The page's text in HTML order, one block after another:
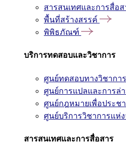
สารสนเทศและการสื่อส
พื้นที่สร้างสรรค์
พิพิธภัณฑ์
บริการทดสอบและวิชาการ
ศูนย์ทดสอบทางวิชากา
ศูนย์การแปลและการล่
ศูนย์กฎหมายเพื่อประช
ศูนย์บริการวิชาการแห่
สารสนเทศและการสื่อสาร